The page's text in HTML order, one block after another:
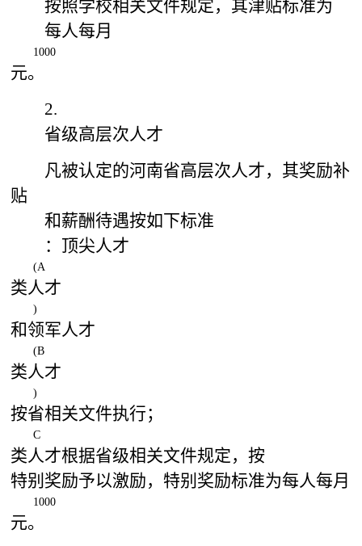
按照学校相关文件规定，其津贴标准为
每人每月
1000
元。
2.
省级高层次人才
凡被认定的河南省高层次人才，其奖励补
贴
和薪酬待遇按如下标准
：顶尖人才
(A
类人才
)
和领军人才
(B
类人才
)
按省相关文件执行；
C
类人才根据省级相关文件规定，按
特别奖励予以激励，特别奖励标准为每人每月
1000
元。